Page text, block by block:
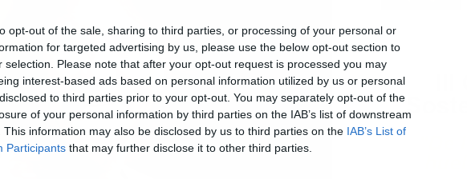
opt-out of the sale, sharing to third parties, or processing of your personal or
for targeted advertising by us, please use the below opt-out section to
selection. Please note that after your opt-out request is processed you may
interest-based ads based on personal information utilized by us or personal
to third parties prior to your opt-out. You may separately opt-out of the
of your personal information by third parties on the IAB’s list of downstream
This information may also be disclosed by us to third parties on the IAB’s List of
Participants that may further disclose it to other third parties.